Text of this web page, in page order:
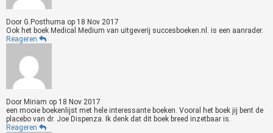
Door G.Posthuma op 18 Nov 2017
Ook het boek Medical Medium van uitgeverij succesboeken.nl. is een aanrader.
Reageren
Door Miriam op 18 Nov 2017
een mooie boekenlijst met hele interessante boeken. Vooral het boek jij bent de
placebo van dr. Joe Dispenza. Ik denk dat dit boek breed inzetbaar is.
Reageren